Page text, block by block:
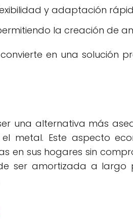
y adaptación
la creación de
en una solución
una alternativa más
metal. Este aspecto
en sus hogares sin
ser amortizada a